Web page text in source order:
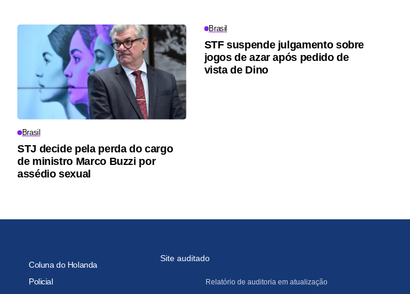
Brasil
STJ decide pela perda do cargo
de ministro Marco Buzzi por
assédio sexual
Brasil
STF suspende julgamento sobre
jogos de azar após pedido de
vista de Dino
Coluna do Holanda
Policial
Site auditado
Relatório de auditoria em atualização